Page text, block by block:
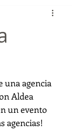
una agencia
Aldea
un evento
agencias!